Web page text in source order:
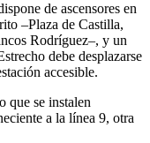
de ascensores en
–Plaza de Castilla,
Rodríguez–, y un
debe desplazarse
accesible.
que se instalen
a la línea 9, otra